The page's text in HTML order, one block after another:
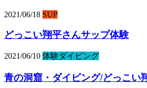
2021/06/18 SUP
どっこい翔平さんサップ体験
2021/06/10 体験ダイビング
青の洞窟・ダイビング/どっこい